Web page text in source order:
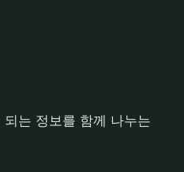
는 정보를 함께 나누는